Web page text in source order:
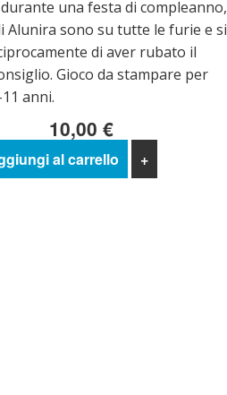
una festa di compleanno,
Alunira sono su tutte le furie e si
di aver rubato il
Gioco da stampare per
anni.
10,00 €
al carrello +